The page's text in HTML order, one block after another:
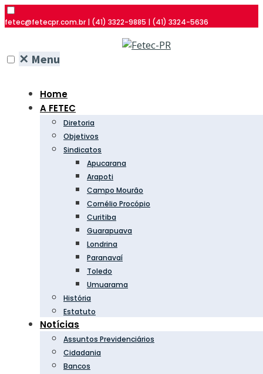
fetec@fetecpr.com.br | (41) 3322-9885 | (41) 3324-5636
✕ Menu
Home
A FETEC
Diretoria
Objetivos
Sindicatos
Apucarana
Arapoti
Campo Mourão
Cornélio Procópio
Curitiba
Guarapuava
Londrina
Paranavaí
Toledo
Umuarama
História
Estatuto
Notícias
Assuntos Previdenciários
Cidadania
Bancos